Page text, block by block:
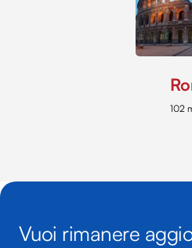
102
Vuoi rimanere